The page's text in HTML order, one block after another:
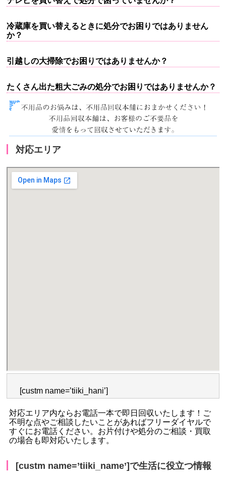
冷蔵庫を買い替えるときに処分でお困りではありません
か？
引越しの大掃除でお困りではありませんか？
たくさん出た粗大ごみの処分でお困りではありませんか？
対応エリア
[custm name=’tiiki_hani’]
対応エリア内ならお電話一本で即日回収いたします！ご
不明な点やご相談したいことがあればフリーダイヤルで
すぐにお電話ください。お片付けや処分のご相談・買取
の場合も即対応いたします。
[custm name=’tiiki_name’]で生活に役立つ情報